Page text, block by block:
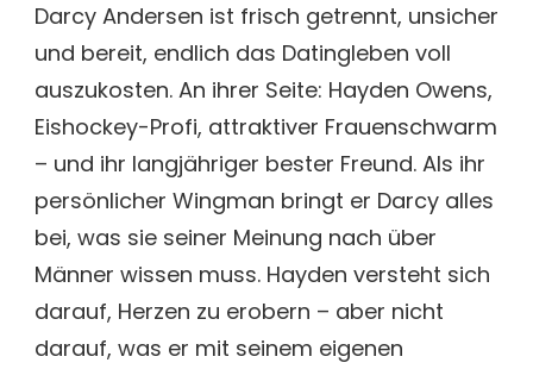
Darcy Andersen ist frisch getrennt, unsicher
und bereit, endlich das Datingleben voll
auszukosten. An ihrer Seite: Hayden Owens,
Eishockey-Profi, attraktiver Frauenschwarm
– und ihr langjähriger bester Freund. Als ihr
persönlicher Wingman bringt er Darcy alles
bei, was sie seiner Meinung nach über
Männer wissen muss. Hayden versteht sich
darauf, Herzen zu erobern – aber nicht
darauf, was er mit seinem eigenen